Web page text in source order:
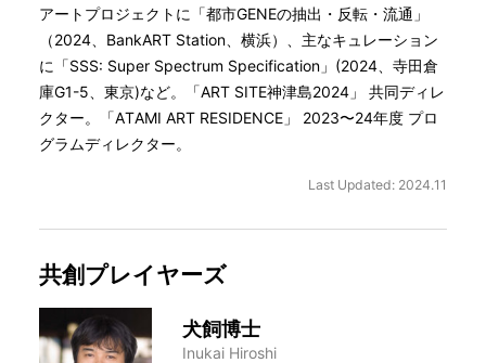
アートプロジェクトに「都市GENEの抽出・反転・流通」
（2024、BankART Station、横浜）、主なキュレーション
に「SSS: Super Spectrum Specification」(2024、寺田倉
庫G1-5、東京)など。「ART SITE神津島2024」 共同ディレ
クター。「ATAMI ART RESIDENCE」 2023〜24年度 プロ
グラムディレクター。
Last Updated: 2024.11
共創プレイヤーズ
犬飼博士
Inukai Hiroshi